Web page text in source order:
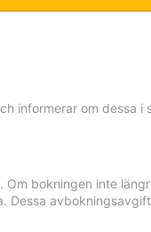
informerar om dessa i
bokningen inte
Dessa